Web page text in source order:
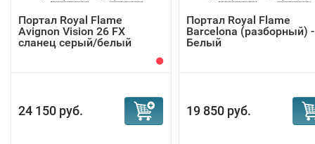
Портал Royal Flame
Avignon Vision 26 FX
сланец серый/белый
24 150 руб.
Портал Royal Flame
Barcelona (разборный) -
Белый
19 850 руб.